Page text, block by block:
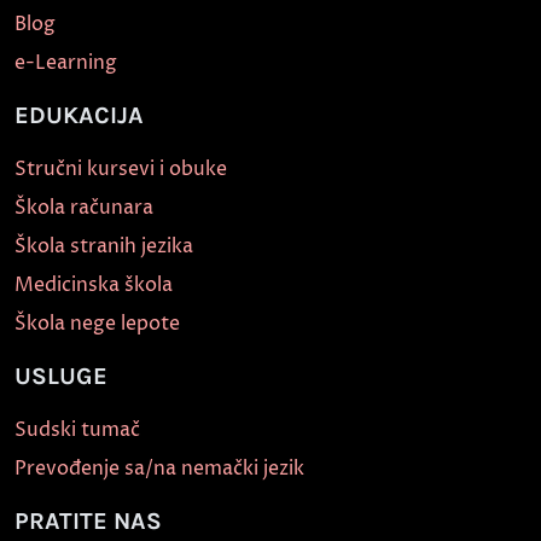
Blog
e-Learning
EDUKACIJA
Stručni kursevi i obuke
Škola računara
Škola stranih jezika
Medicinska škola
Škola nege lepote
USLUGE
Sudski tumač
Prevođenje sa/na nemački jezik
PRATITE NAS